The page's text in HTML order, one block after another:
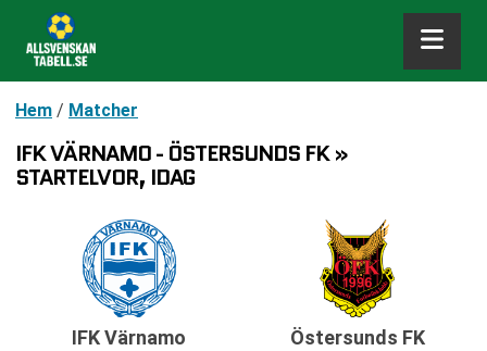
Hem / Matcher
IFK VÄRNAMO - ÖSTERSUNDS FK »
STARTELVOR, IDAG
IFK Värnamo Östersunds FK